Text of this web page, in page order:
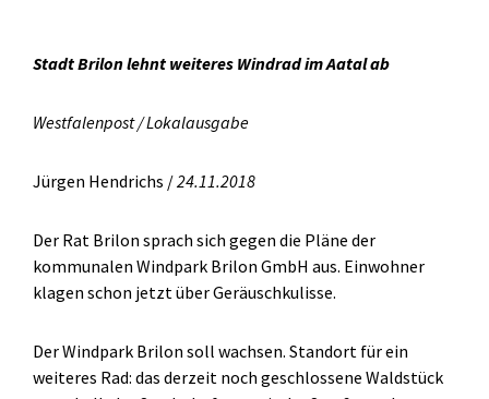
Stadt Brilon lehnt weiteres Windrad im Aatal ab
Westfalenpost / Lokalausgabe
Jürgen Hendrichs /24.11.2018
Der Rat Brilon sprach sich gegen die Pläne der
kommunalen Windpark Brilon GmbH aus. Einwohner
klagen schon jetzt über Geräuschkulisse.
Der Windpark Brilon soll wachsen. Standort für ein
weiteres Rad: das derzeit noch geschlossene Waldstück